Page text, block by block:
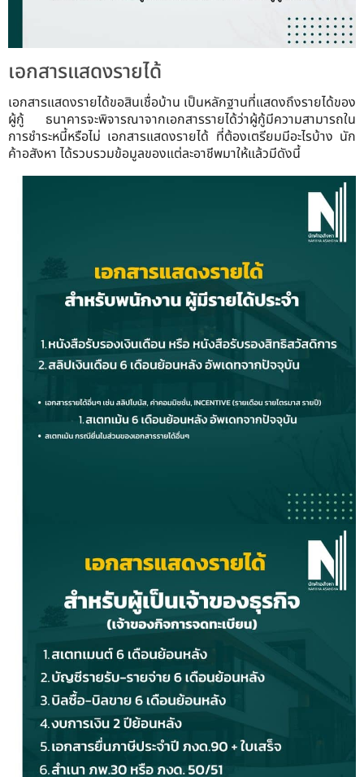
เอกสารแสดงรายได้
เอกสารแสดงรายได้ขอสินเชื่อบ้าน เป็นหลักฐานที่แสดงถึงรายได้ของ
ผู้กู้ ธนาคารจะพิจารณาจากเอกสารรายได้ว่าผู้กู้มีความสามารถใน
การชำระหนี้หรือไม่ เอกสารแสดงรายได้ ที่ต้องเตรียมมีอะไรบ้าง นัก
ค้าอสังหา ได้รวบรวมข้อมูลของแต่ละอาชีพมาให้แล้วมีดังนี้